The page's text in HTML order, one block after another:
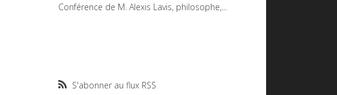
Conférence de M. Alexis Lavis, philosophe,...
S'abonner au flux RSS